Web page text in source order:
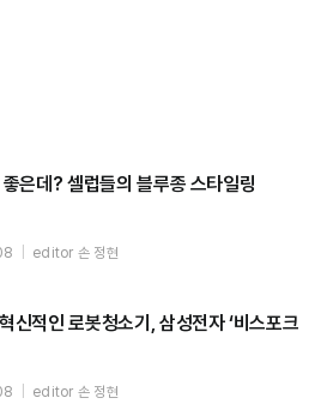
은데? 셀럽들의 블루종 스타일링
editor 손 정현
신적인 로봇청소기, 삼성전자 ‘비스포크
editor 손 정현